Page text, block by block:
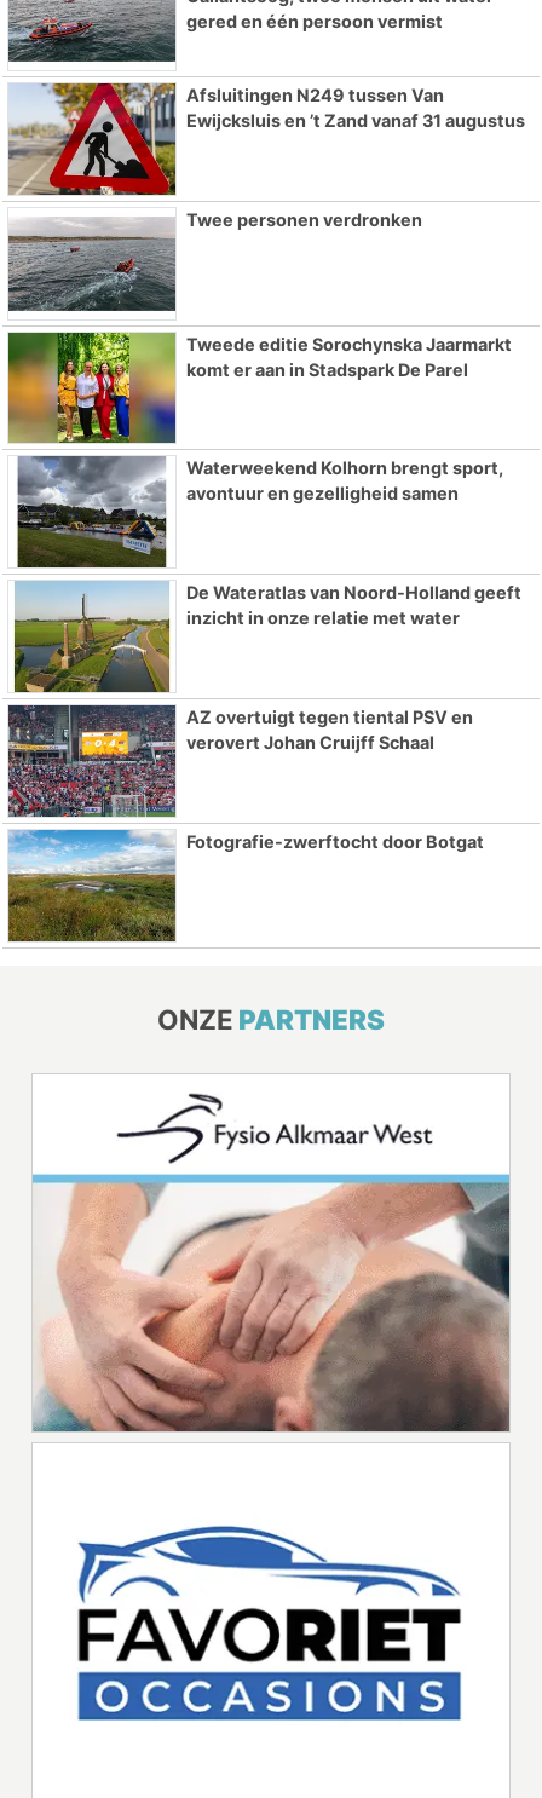
gered en één persoon vermist
Afsluitingen N249 tussen Van
Ewijcksluis en ’t Zand vanaf 31 augustus
Twee personen verdronken
Tweede editie Sorochynska Jaarmarkt
komt er aan in Stadspark De Parel
Waterweekend Kolhorn brengt sport,
avontuur en gezelligheid samen
De Wateratlas van Noord-Holland geeft
inzicht in onze relatie met water
AZ overtuigt tegen tiental PSV en
verovert Johan Cruijff Schaal
Fotografie-zwerftocht door Botgat
ONZE PARTNERS